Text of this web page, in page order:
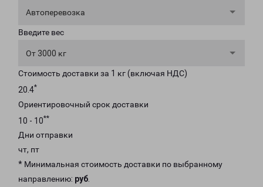
Автоперевозка
Введите вес
От 3000 кг
Стоимость доставки за 1 кг (включая НДС)
20.4*
Ориентировочный срок доставки
10 - 10**
Дни отправки
чт, пт
* Минимальная стоимость доставки по выбранному
направлению: руб.